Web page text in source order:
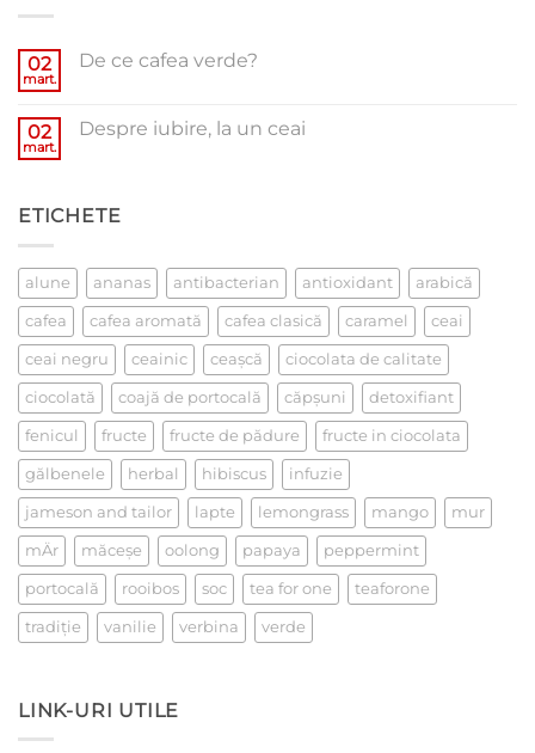
02
mart.
De ce cafea verde?
De
02
mart.
Despre iubire, la un ceai
iubire,
ETICHETE
alune ananas antibacterian antioxidant arabică
cafea cafea aromată cafea clasică caramel ceai
ceai negru ceainic ceaşcă ciocolata de calitate
ciocolată coajă de portocală căpşuni detoxifiant
fenicul fructe fructe de pădure fructe in ciocolata
gălbenele herbal hibiscus infuzie
jameson and tailor lapte lemongrass mango mur
mÄr măceşe oolong papaya peppermint
portocală rooibos soc tea for one teaforone
tradiţie vanilie verbina verde
LINK-URI UTILE